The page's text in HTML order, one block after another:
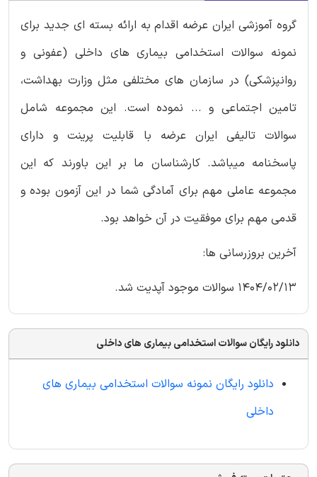
گروه آموزشی ایران عرضه اقدام به ارائه بسته ای جدید برای
نمونه سوالات استخدامی بیماری های داخلی (عفونی و
روانپزشکی) در سازمان های مختلفی مثل وزارت بهداشت،
تامین اجتماعی و ... نموده است. این مجموعه شامل
سوالات تالیفی ایران عرضه با قابلیت پرینت و دارای
پاسخنامه میباشد. کارشناسان ما بر این باورند که این
مجموعه عاملی مهم برای آمادگی شما در این آزمون بوده و
قدمی مهم برای موفقیت در آن خواهد بود.
آخرین بروزرسانی ها:
1404/02/13 سوالات موجود آپدیت شد.
دانلود رایگان سوالات استخدامی بیماری های داخلی
دانلود رایگان نمونه سوالات استخدامی بیماری های
داخلی